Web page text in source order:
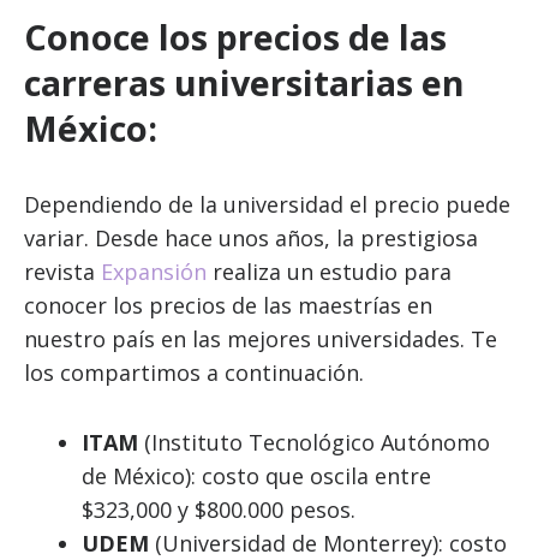
Conoce los precios de las
carreras universitarias en
México:
Dependiendo de la universidad el precio puede
variar. Desde hace unos años, la prestigiosa
revista Expansión realiza un estudio para
conocer los precios de las maestrías en
nuestro país en las mejores universidades. Te
los compartimos a continuación.
ITAM (Instituto Tecnológico Autónomo
de México): costo que oscila entre
$323,000 y $800.000 pesos.
UDEM (Universidad de Monterrey): costo